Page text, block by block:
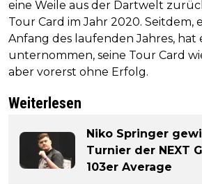
eine Weile aus der Dartwelt
Tour Card im Jahr 2020. Seitdem,
Anfang des laufenden Jahres, hat
unternommen, seine Tour Card
aber vorerst ohne Erfolg.
Weiterlesen
Niko Springer
Turnier der NEXT
103er Average